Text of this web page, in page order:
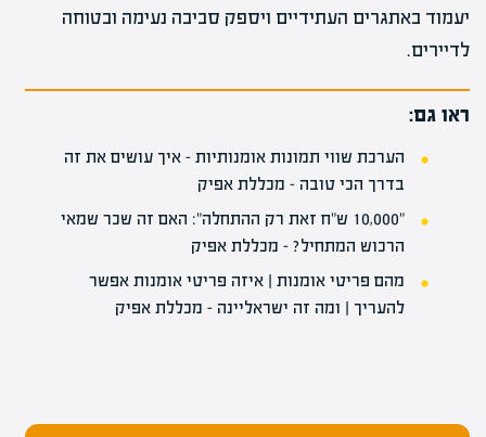
יעמוד באתגרים העתידיים ויספק סביבה נעימה ובטוחה
לדיירים.
ראו גם:
הערכת שווי תמונות אומנותיות – איך עושים את זה
בדרך הכי טובה – מכללת אפיק
"10,000 ש"ח זאת רק ההתחלה": האם זה שכר שמאי
הרכוש המתחיל? – מכללת אפיק
מהם פריטי אומנות | איזה פריטי אומנות אפשר
להעריך | ומה זה ישראליינה – מכללת אפיק